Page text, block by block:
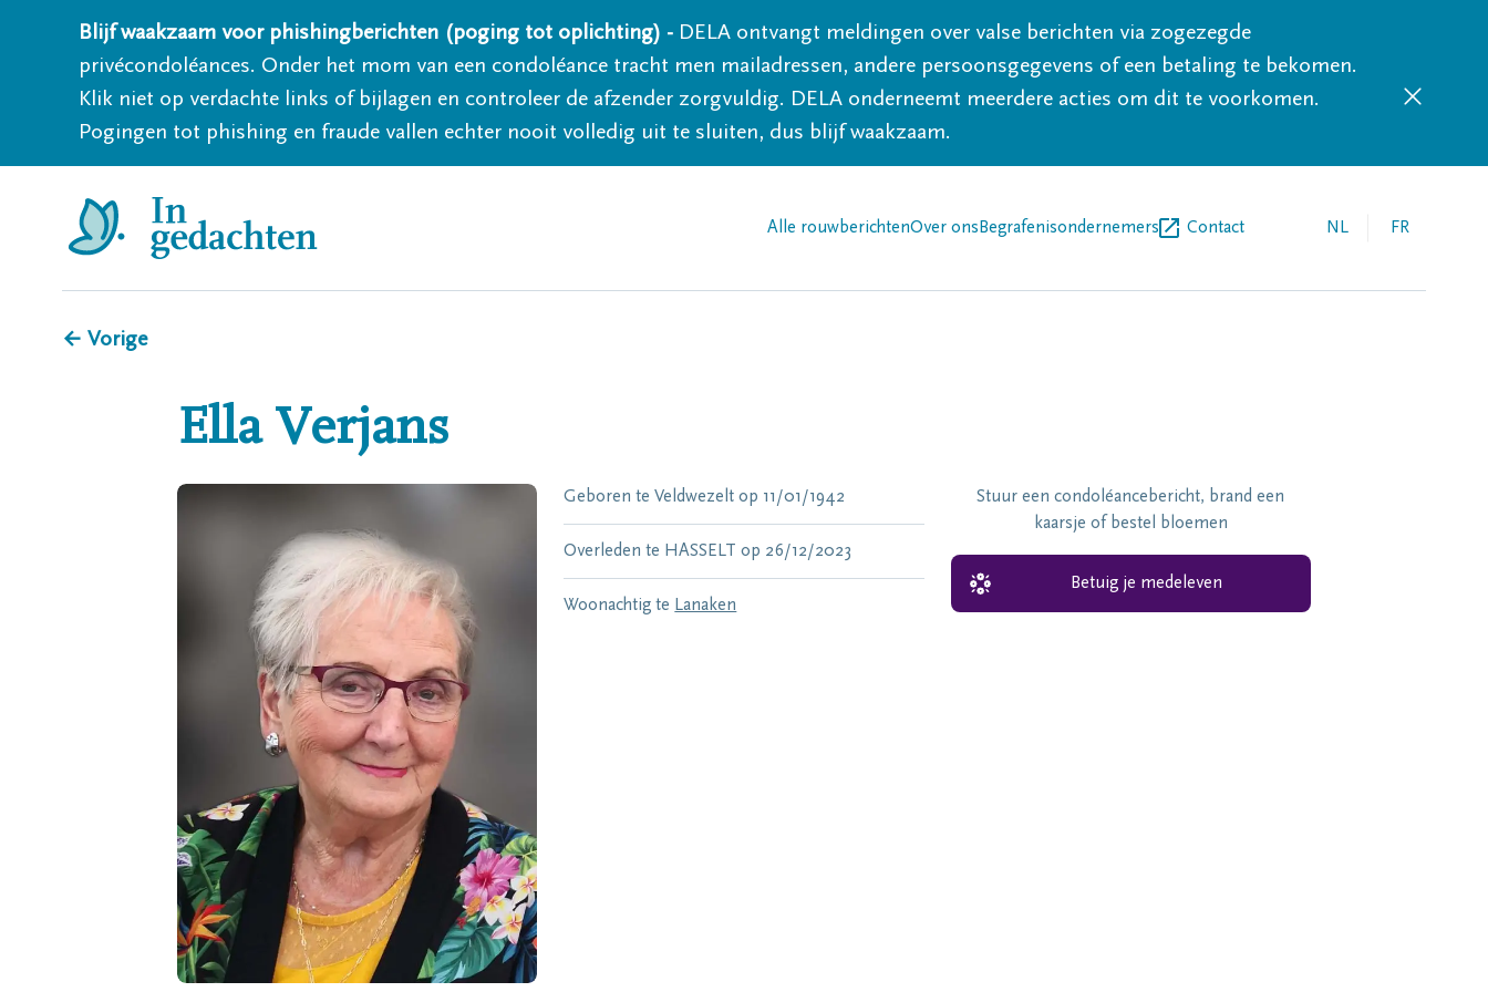
Blijf waakzaam voor phishingberichten (poging tot oplichting) - DELA ontvangt meldingen over valse berichten via zogezegde
privécondoléances. Onder het mom van een condoléance tracht men mailadressen, andere persoonsgegevens of een betaling te bekomen.
Klik niet op verdachte links of bijlagen en controleer de afzender zorgvuldig. DELA onderneemt meerdere acties om dit te voorkomen.
Pogingen tot phishing en fraude vallen echter nooit volledig uit te sluiten, dus blijf waakzaam.
Alle rouwberichtenOver ons Begrafenisondernemers Contact NL FR
← Vorige
Ella Verjans
Geboren te Veldwezelt op 11/01/1942
Overleden te HASSELT op 26/12/2023
Woonachtig te Lanaken
Stuur een condoléancebericht, brand een
kaarsje of bestel bloemen
Betuig je medeleven